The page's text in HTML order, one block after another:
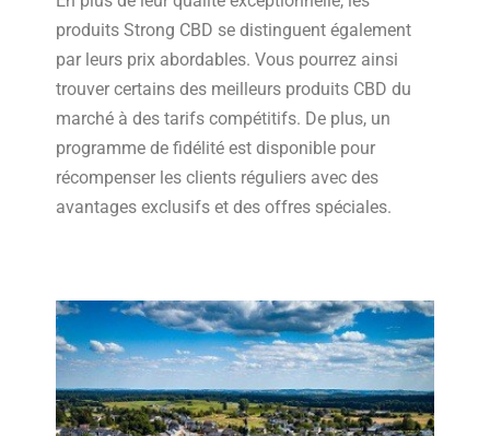
produits Strong CBD se distinguent également
par leurs prix abordables. Vous pourrez ainsi
trouver certains des meilleurs produits CBD du
marché à des tarifs compétitifs. De plus, un
programme de fidélité est disponible pour
récompenser les clients réguliers avec des
avantages exclusifs et des offres spéciales.